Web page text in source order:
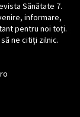
Sănătate 7.
informare,
pentru noi toți.
ne citiți zilnic.